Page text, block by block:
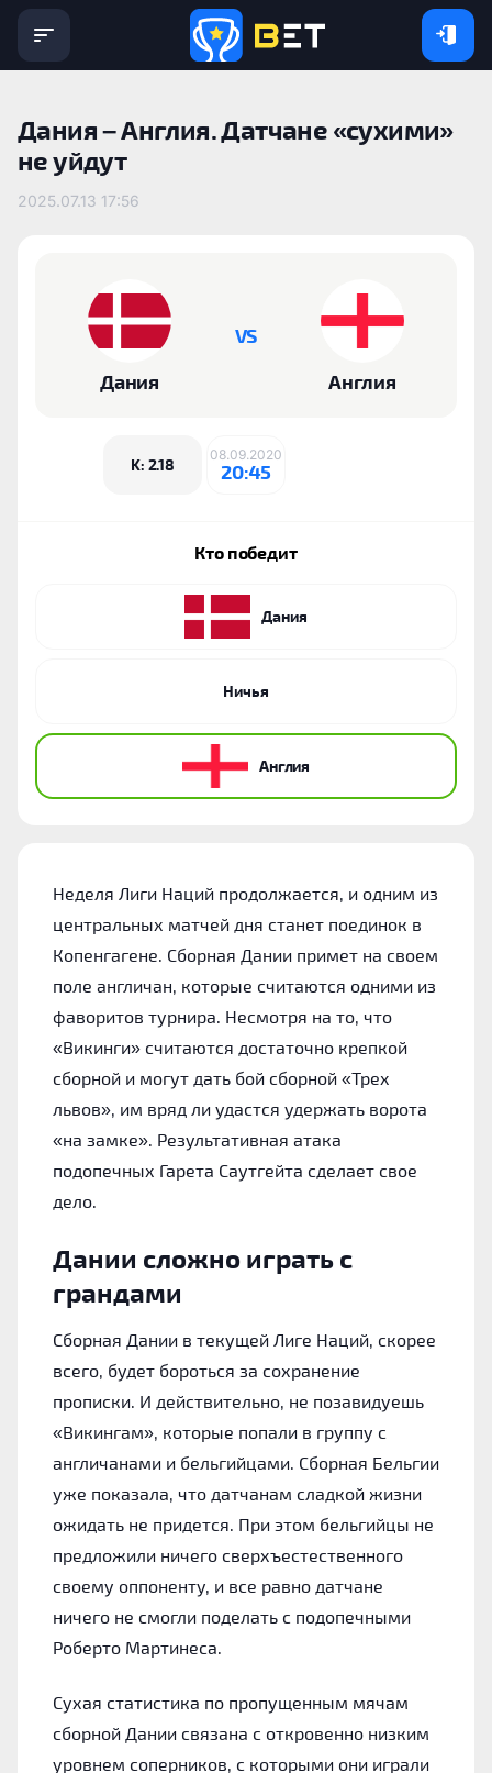
Дания – Англия. Датчане «сухими»
не уйдут
2025.07.13 17:56
Дания
VS
Англия
K: 2.18
08.09.2020
20:45
Кто победит
Дания
Ничья
Англия
Неделя Лиги Наций продолжается, и одним из
центральных матчей дня станет поединок в
Копенгагене. Сборная Дании примет на своем
поле англичан, которые считаются одними из
фаворитов турнира. Несмотря на то, что
«Викинги» считаются достаточно крепкой
сборной и могут дать бой сборной «Трех
львов», им вряд ли удастся удержать ворота
«на замке». Результативная атака
подопечных Гарета Саутгейта сделает свое
дело.
Дании сложно играть с
грандами
Сборная Дании в текущей Лиге Наций, скорее
всего, будет бороться за сохранение
прописки. И действительно, не позавидуешь
«Викингам», которые попали в группу с
англичанами и бельгийцами. Сборная Бельгии
уже показала, что датчанам сладкой жизни
ожидать не придется. При этом бельгийцы не
предложили ничего сверхъестественного
своему оппоненту, и все равно датчане
ничего не смогли поделать с подопечными
Роберто Мартинеса.
Сухая статистика по пропущенным мячам
сборной Дании связана с откровенно низким
уровнем соперников, с которыми они играли